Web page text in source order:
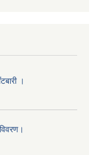
।